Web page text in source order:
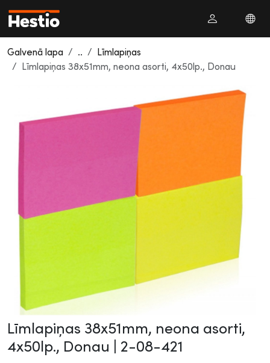
Galvenā lapa ..
Līmlapiņas
Līmlapiņas 38x51mm, neona asorti, 4x50lp., Donau
Līmlapiņas 38x51mm, neona asorti,
4x50lp., Donau | 2-08-421